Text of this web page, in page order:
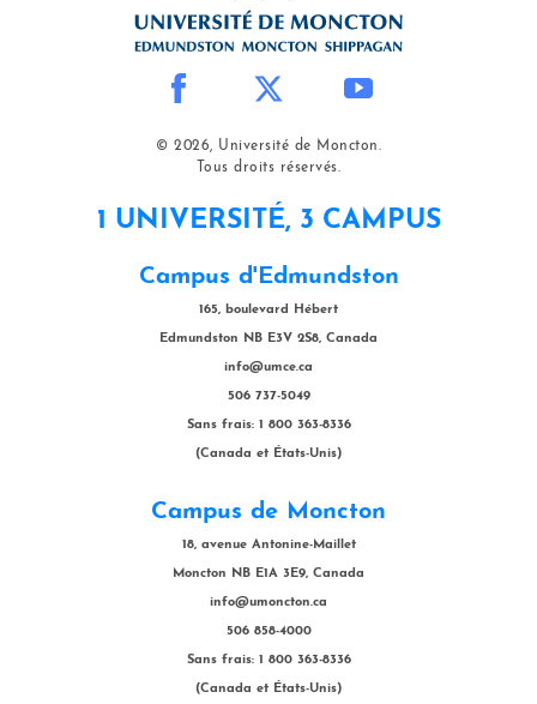
© 2026, Université de Moncton.
Tous droits réservés.
1 UNIVERSITÉ, 3 CAMPUS
Campus d'Edmundston
165, boulevard Hébert
Edmundston NB E3V 2S8, Canada
info@umce.ca
506 737-5049
Sans frais: 1 800 363-8336
(Canada et États-Unis)
Campus de Moncton
18, avenue Antonine-Maillet
Moncton NB E1A 3E9, Canada
info@umoncton.ca
506 858-4000
Sans frais: 1 800 363-8336
(Canada et États-Unis)